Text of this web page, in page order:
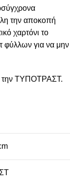
την αποκοπή
χαρτόνι το
φύλλων για να μην
την ΤΥΠΟΤΡΑΣΤ.